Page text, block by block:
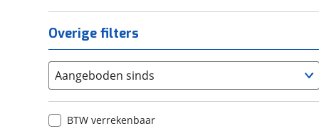
Overige filters
Aangeboden sinds
BTW verrekenbaar